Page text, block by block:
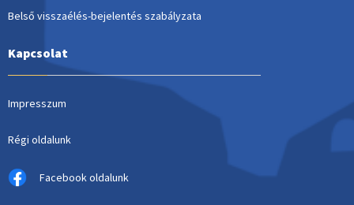
Belső visszaélés-bejelentés szabályzata
Kapcsolat
Impresszum
Régi oldalunk
Facebook oldalunk